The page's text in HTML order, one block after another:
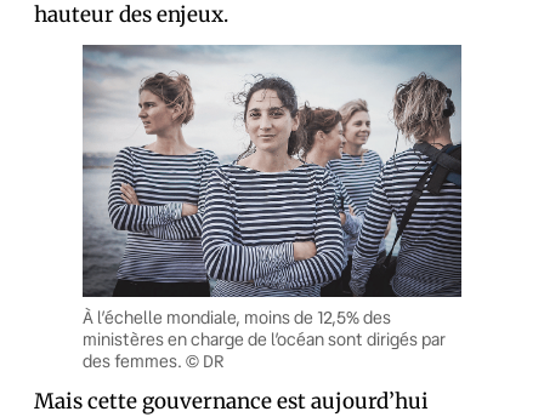
hauteur des enjeux.
À l’échelle mondiale, moins de 12,5% des
ministères en charge de l’océan sont dirigés par
des femmes. © DR
Mais cette gouvernance est aujourd’hui